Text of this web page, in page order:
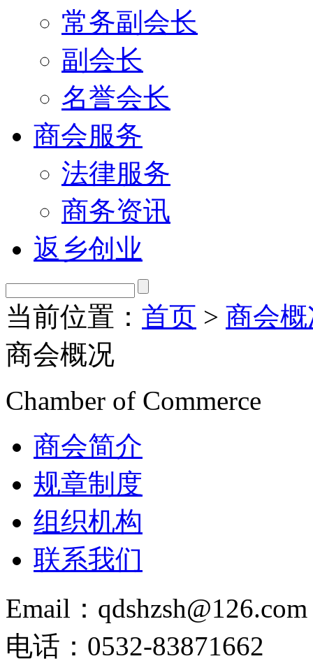
常务副会长
副会长
名誉会长
商会服务
法律服务
商务资讯
返乡创业
当前位置： 首页 > 商会
商会概况
Chamber of Commerce
商会简介
规章制度
组织机构
联系我们
Email：qdshzsh@126.com
电话：0532-83871662